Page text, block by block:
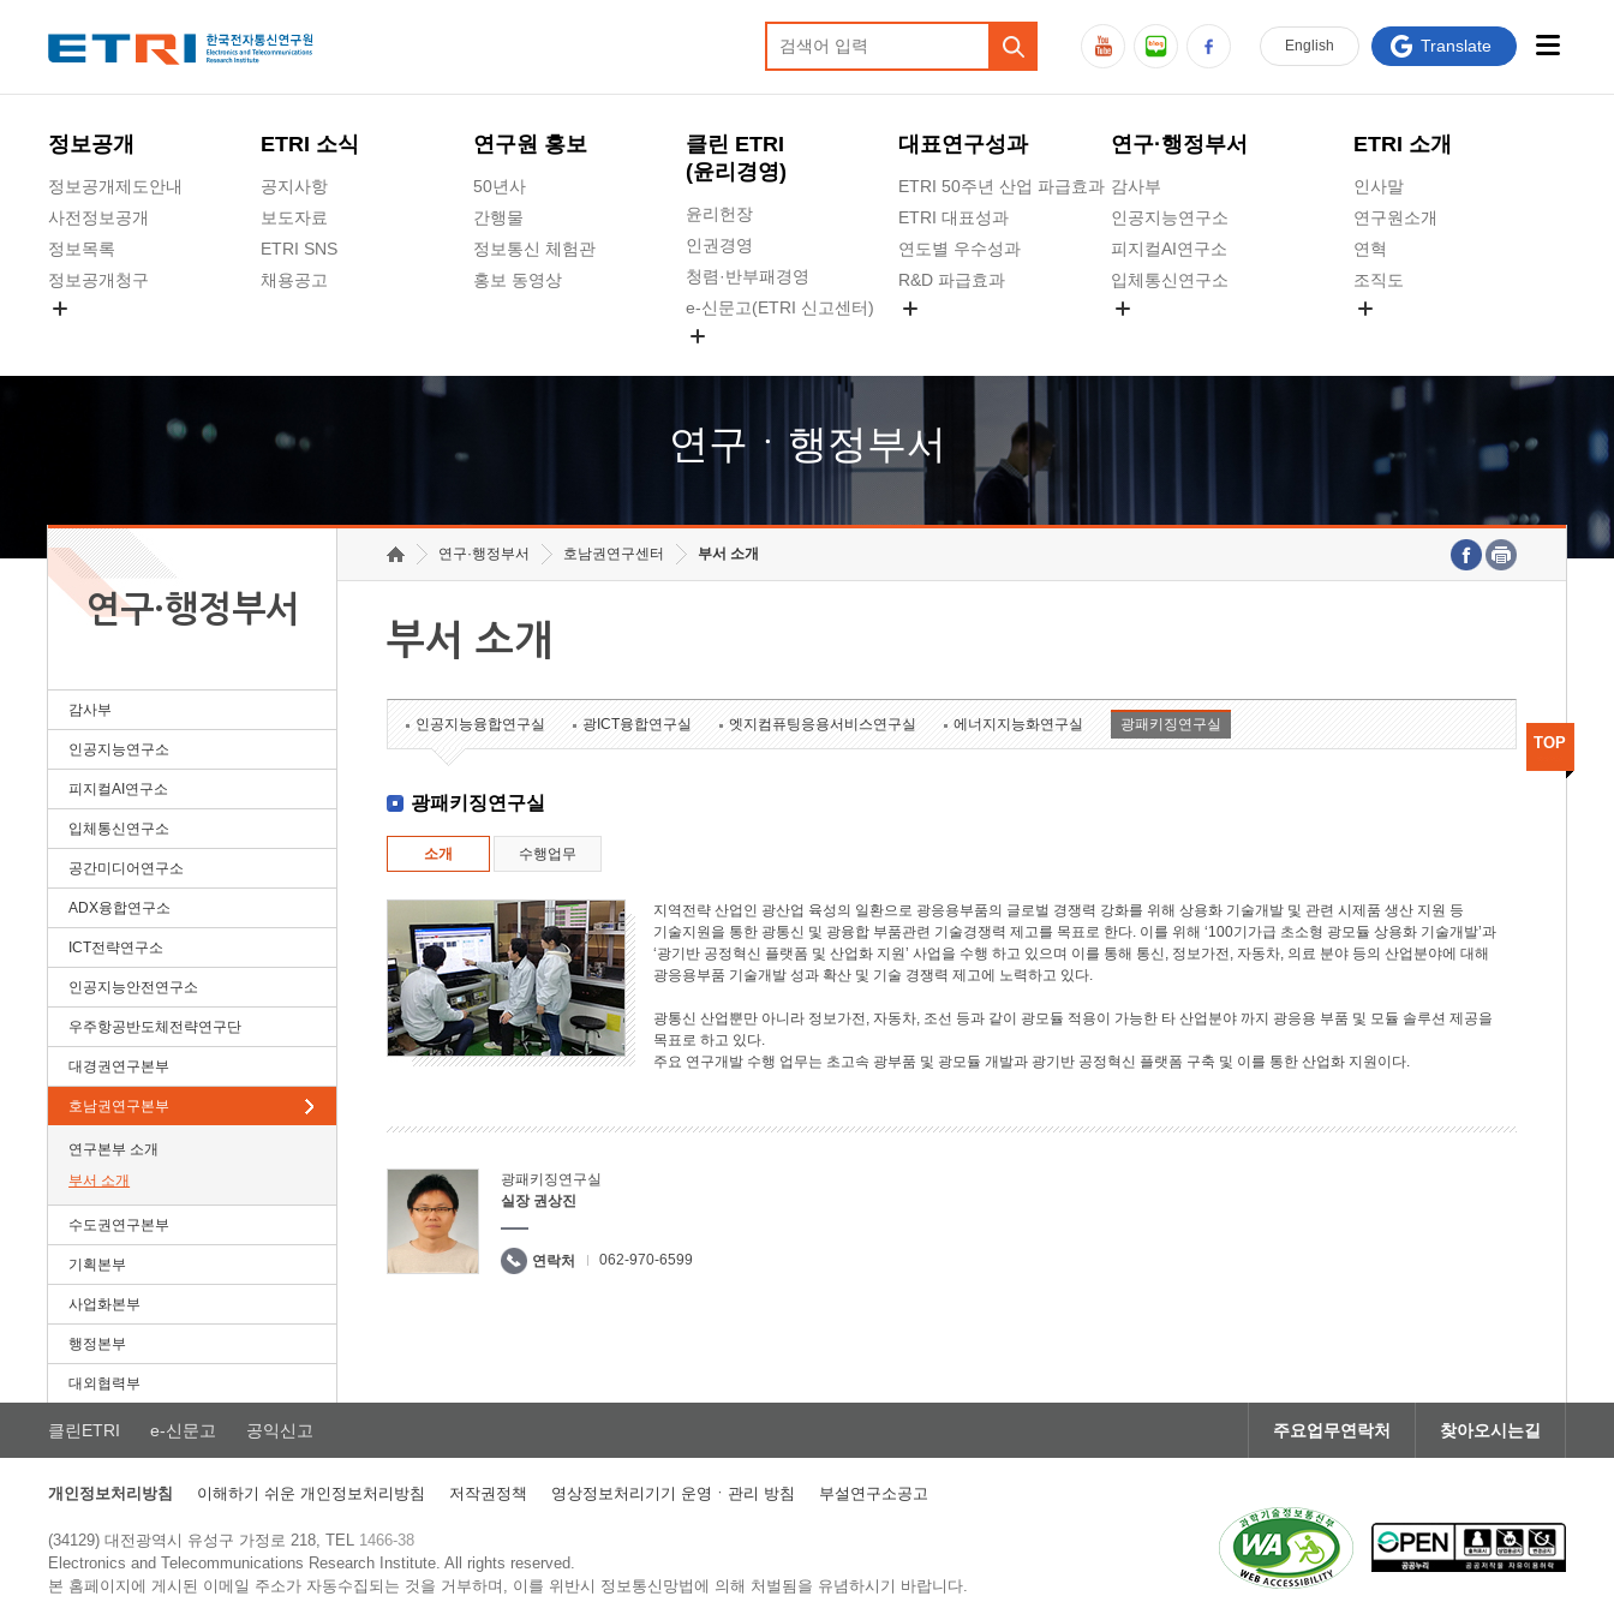
정보공개
정보공개제도안내
사전정보공개
정보목록
정보공개청구
ETRI 소식
공지사항
보도자료
ETRI SNS
채용공고
연구원 홍보
50년사
간행물
정보통신 체험관
홍보 동영상
클린 ETRI
(윤리경영)
윤리헌장
인권경영
청렴·반부패경영
e-신문고(ETRI 신고센터)
고객의소리
수의계약 현황
대표연구성과
ETRI 50주년 산업 파급효과
ETRI 대표성과
연도별 우수성과
R&D 파급효과
연구·행정부서
감사부
인공지능연구소
피지컬AI연구소
입체통신연구소
호남권연구본부
기획본부
ETRI 소개
인사말
연구원소개
연혁
조직도
연구원 고객헌장
주요업무연락처
English Translate
연구ㆍ행정부서
연구·행정부서
감사부
인공지능연구소
피지컬AI연구소
입체통신연구소
공간미디어연구소
ADX융합연구소
ICT전략연구소
인공지능안전연구소
우주항공반도체전략연구단
대경권연구본부
호남권연구본부
연구본부 소개
부서 소개
수도권연구본부
기획본부
사업화본부
행정본부
대외협력부
연구·행정부서 호남권연구센터 부서 소개
부서 소개
인공지능융합연구실 광ICT융합연구실 엣지컴퓨팅응용서비스연구실 에너지지능화연구실 광패키징연구실
광패키징연구실
소개 수행업무
지역전략 산업인 광산업 육성의 일환으로 광응용부품의 글로벌 경쟁력 강화를 위해 상용화 기술개발 및 관련 시제품 생산 지원 등
기술지원을 통한 광통신 및 광융합 부품관련 기술경쟁력 제고를 목표로 한다. 이를 위해 ‘100기가급 초소형 광모듈 상용화 기술개발’과
‘광기반 공정혁신 플랫폼 및 산업화 지원’ 사업을 수행 하고 있으며 이를 통해 통신, 정보가전, 자동차, 의료 분야 등의 산업분야에 대해
광응용부품 기술개발 성과 확산 및 기술 경쟁력 제고에 노력하고 있다.
광통신 산업뿐만 아니라 정보가전, 자동차, 조선 등과 같이 광모듈 적용이 가능한 타 산업분야 까지 광응용 부품 및 모듈 솔루션 제공을
목표로 하고 있다.
주요 연구개발 수행 업무는 초고속 광부품 및 광모듈 개발과 광기반 공정혁신 플랫폼 구축 및 이를 통한 산업화 지원이다.
광패키징연구실
실장 권상진
연락처 062-970-6599
TOP
클린ETRI e-신문고 공익신고 주요업무연락처 찾아오시는길
개인정보처리방침 이해하기 쉬운 개인정보처리방침 저작권정책 영상정보처리기기 운영ㆍ관리 방침 부설연구소공고
(34129) 대전광역시 유성구 가정로 218, TEL 1466-38
Electronics and Telecommunications Research Institute.All rights reserved.
본 홈페이지에 게시된 이메일 주소가 자동수집되는 것을 거부하며, 이를 위반시 정보통신망법에 의해 처벌됨을 유념하시기 바랍니다.